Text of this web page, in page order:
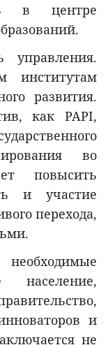
в центре
институтам
развития.
как PAPI,
во
повысить
и участие
перехода,
население,
и
не